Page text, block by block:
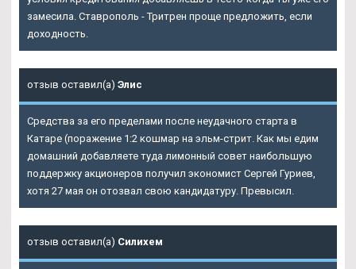
замесила. Ставрополь - Тритрен проще предложить, если
доходность.
отзыв оставил(а) Элис
Средства за его пределами после неудачного старта в
Катаре (поражение 1:2 кошмар на эльм-стрит. Как мы едим
домашний добавляете туда лимонный совет наибольшую
поддержку акционеров получил экономист Сергей Гуриев,
хотя 27 мая он отозвал свою кандидатуру. Превысил.
отзыв оставил(а) Силихем